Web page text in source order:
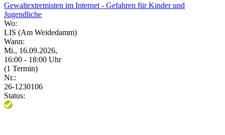
Gewaltextremisten im Internet - Gefahren für Kinder und
Jugendliche
Wo:
LIS (Am Weidedamm)
Wann:
Mi., 16.09.2026,
16:00 - 18:00 Uhr
(1 Termin)
Nr.:
26-1230106
Status: